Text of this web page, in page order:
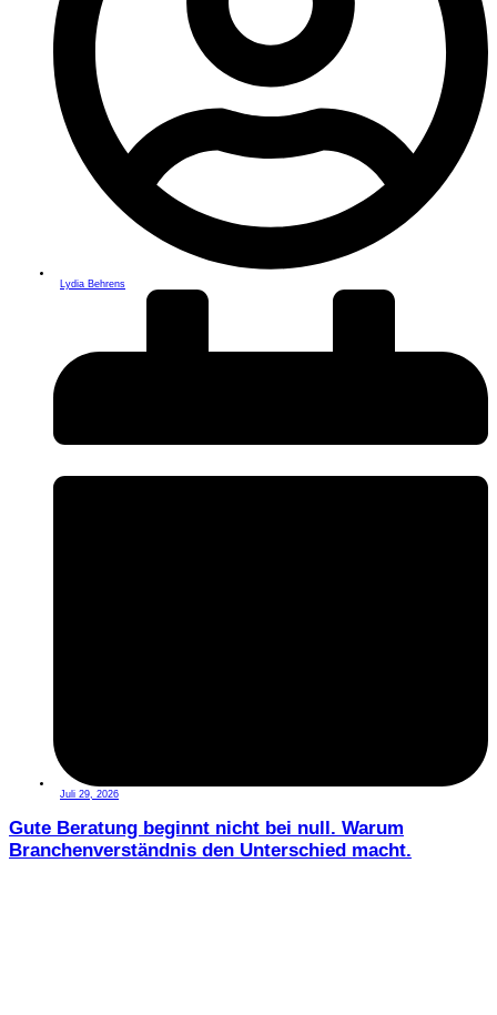
Lydia Behrens
Juli 29, 2026
Gute Beratung beginnt nicht bei null. Warum
Branchenverständnis den Unterschied macht.